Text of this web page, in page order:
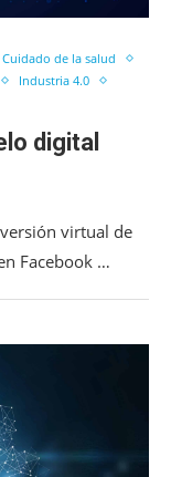
Cuidado de la salud
Industria 4.0
digital
virtual de
Facebook …